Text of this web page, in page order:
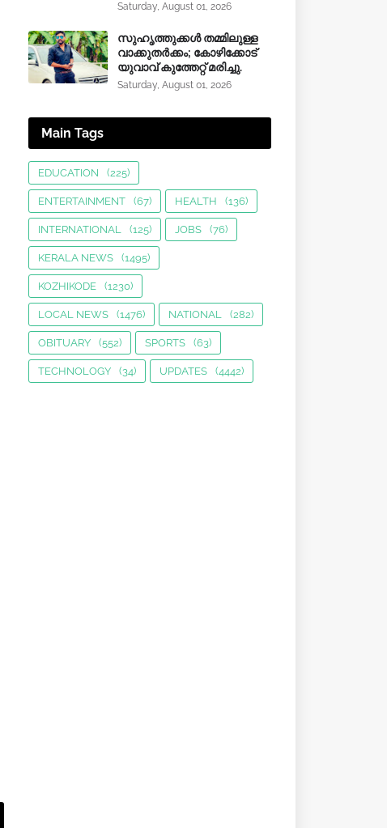
Saturday, August 01, 2026
സുഹൃത്തുക്കൾ തമ്മിലുള്ള
വാക്കുതർക്കം; കോഴിക്കോട്
യുവാവ് കുത്തേറ്റ് മരിച്ചു.
Saturday, August 01, 2026
Main Tags
EDUCATION (225)
ENTERTAINMENT (67) HEALTH (136)
INTERNATIONAL (125) JOBS (76)
KERALA NEWS (1495)
KOZHIKODE (1230)
LOCAL NEWS (1476) NATIONAL (282)
OBITUARY (552) SPORTS (63)
TECHNOLOGY (34) UPDATES (4442)